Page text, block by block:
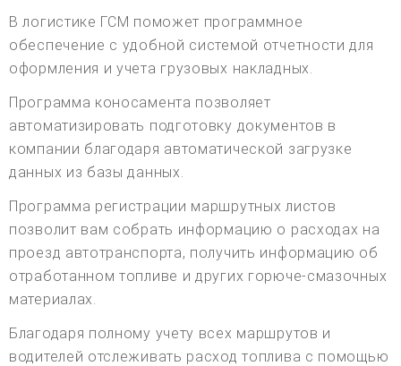
В логистике ГСМ поможет программное
обеспечение с удобной системой отчетности для
оформления и учета грузовых накладных.
Программа коносамента позволяет
автоматизировать подготовку документов в
компании благодаря автоматической загрузке
данных из базы данных.
Программа регистрации маршрутных листов
позволит вам собрать информацию о расходах на
проезд автотранспорта, получить информацию об
отработанном топливе и других горюче-смазочных
материалах.
Благодаря полному учету всех маршрутов и
водителей отслеживать расход топлива с помощью